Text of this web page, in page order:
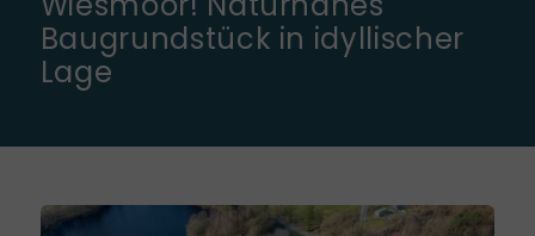
Baugrundstück in idyllischer
Lage